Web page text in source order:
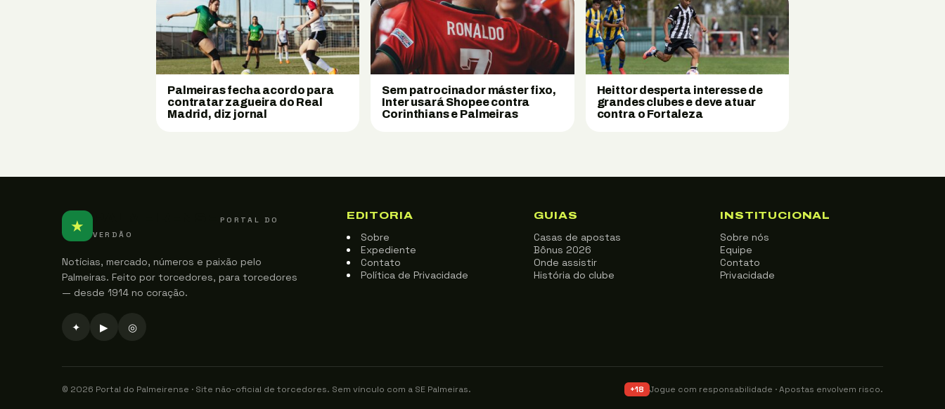
Palmeiras fecha acordo para
contratar zagueira do Real
Madrid, diz jornal
Sem patrocinador máster fixo,
Inter usará Shopee contra
Corinthians e Palmeiras
Heittor desperta interesse de
grandes clubes e deve atuar
contra o Fortaleza
★
PORTAL DO
VERDÃO
Notícias, mercado, números e paixão pelo
Palmeiras. Feito por torcedores, para torcedores
— desde 1914 no coração.
✦ ▶ ◎
EDITORIA
Sobre
Expediente
Contato
Política de Privacidade
GUIAS
Casas de apostas
Bônus 2026
Onde assistir
História do clube
INSTITUCIONAL
Sobre nós
Equipe
Contato
Privacidade
© 2026 Portal do Palmeirense · Site não-oficial de torcedores. Sem vínculo com a SE Palmeiras. +18 Jogue com responsabilidade · Apostas envolvem risco.